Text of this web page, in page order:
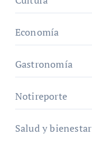
Economía
Gastronomía
Notireporte
Salud y bienestar